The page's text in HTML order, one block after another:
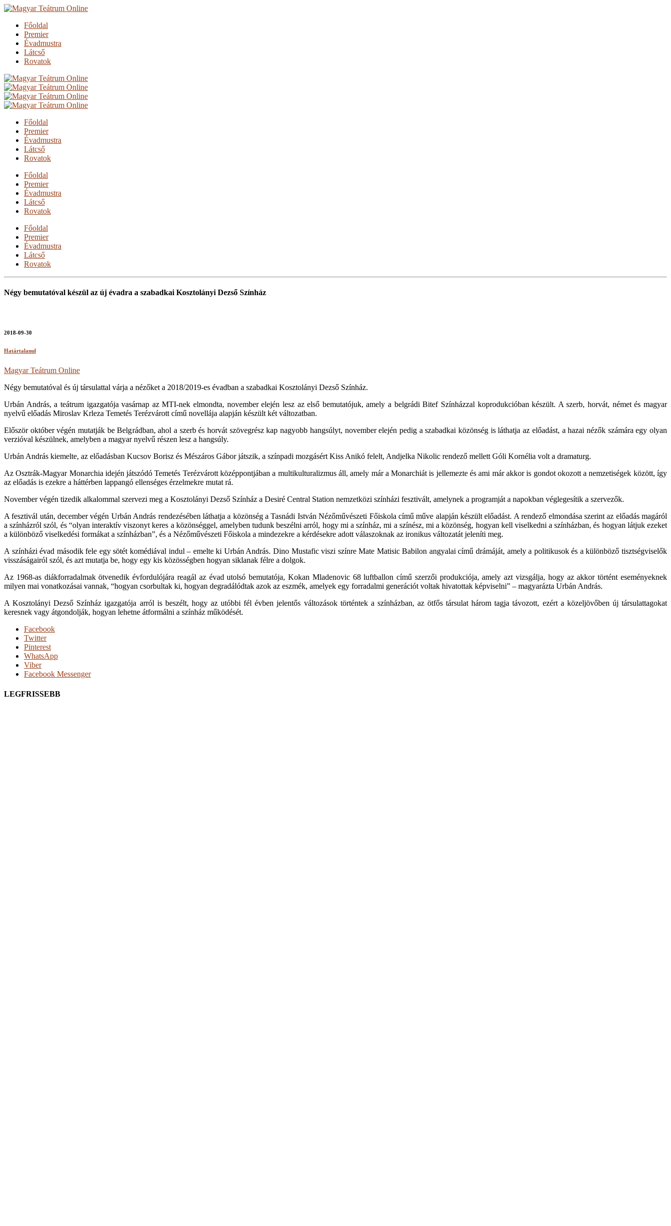
Főoldal
Premier
Évadmustra
Látcső
Rovatok
Főoldal
Premier
Évadmustra
Látcső
Rovatok
Főoldal
Premier
Évadmustra
Látcső
Rovatok
Főoldal
Premier
Évadmustra
Látcső
Rovatok
Négy bemutatóval készül az új évadra a szabadkai Kosztolányi Dezső Színház
2018-09-30
Határtalanul
Magyar Teátrum Online
Négy bemutatóval és új társulattal várja a nézőket a 2018/2019-es évadban a szabadkai Kosztolányi Dezső Színház.
Urbán András, a teátrum igazgatója vasárnap az MTI-nek elmondta, november elején lesz az első bemutatójuk, amely a belgrádi Bitef Színházzal koprodukcióban készült. A szerb, horvát, német és magyar
nyelvű előadás Miroslav Krleza Temetés Terézvárott című novellája alapján készült két változatban.
Először október végén mutatják be Belgrádban, ahol a szerb és horvát szövegrész kap nagyobb hangsúlyt, november elején pedig a szabadkai közönség is láthatja az előadást, a hazai nézők számára egy olyan
verzióval készülnek, amelyben a magyar nyelvű részen lesz a hangsúly.
Urbán András kiemelte, az előadásban Kucsov Borisz és Mészáros Gábor játszik, a színpadi mozgásért Kiss Anikó felelt, Andjelka Nikolic rendező mellett Góli Kornélia volt a dramaturg.
Az Osztrák-Magyar Monarchia idején játszódó Temetés Terézvárott középpontjában a multikulturalizmus áll, amely már a Monarchiát is jellemezte és ami már akkor is gondot okozott a nemzetiségek között, így
az előadás is ezekre a háttérben lappangó ellenséges érzelmekre mutat rá.
November végén tizedik alkalommal szervezi meg a Kosztolányi Dezső Színház a Desiré Central Station nemzetközi színházi fesztivált, amelynek a programját a napokban véglegesítik a szervezők.
A fesztivál után, december végén Urbán András rendezésében láthatja a közönség a Tasnádi István Nézőművészeti Főiskola című műve alapján készült előadást. A rendező elmondása szerint az előadás magáról
a színházról szól, és “olyan interaktív viszonyt keres a közönséggel, amelyben tudunk beszélni arról, hogy mi a színház, mi a színész, mi a közönség, hogyan kell viselkedni a színházban, és hogyan látjuk ezeket
a különböző viselkedési formákat a színházban”, és a Nézőművészeti Főiskola a mindezekre a kérdésekre adott válaszoknak az ironikus változatát jeleníti meg.
A színházi évad második fele egy sötét komédiával indul – emelte ki Urbán András. Dino Mustafic viszi színre Mate Matisic Babilon angyalai című drámáját, amely a politikusok és a különböző tisztségviselők
visszáságairól szól, és azt mutatja be, hogy egy kis közösségben hogyan siklanak félre a dolgok.
Az 1968-as diákforradalmak ötvenedik évfordulójára reagál az évad utolsó bemutatója, Kokan Mladenovic 68 luftballon című szerzői produkciója, amely azt vizsgálja, hogy az akkor történt eseményeknek
milyen mai vonatkozásai vannak, “hogyan csorbultak ki, hogyan degradálódtak azok az eszmék, amelyek egy forradalmi generációt voltak hivatottak képviselni” – magyarázta Urbán András.
A Kosztolányi Dezső Színház igazgatója arról is beszélt, hogy az utóbbi fél évben jelentős változások történtek a színházban, az ötfős társulat három tagja távozott, ezért a közeljövőben új társulattagokat
keresnek vagy átgondolják, hogyan lehetne átformálni a színház működését.
Facebook
Twitter
Pinterest
WhatsApp
Viber
Facebook Messenger
LEGFRISSEBB